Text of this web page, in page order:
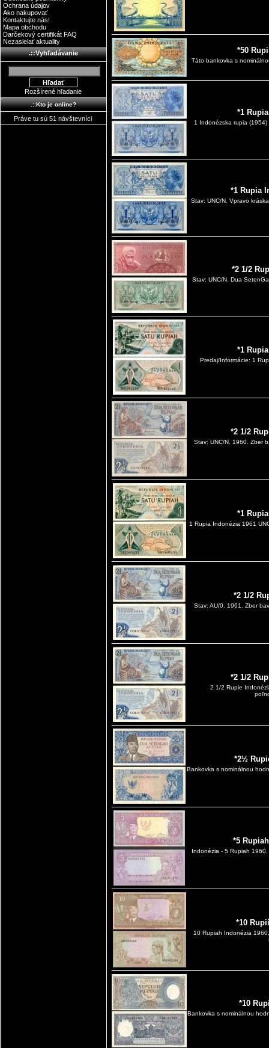
Ochrana údajov
Ako nakupovať
Kontaktujte nás!
Mapa obchodu
Darčekový certifikát FAQ
Nezasielať aktuality
.::Vyhľadávanie
Rozšírené hľadanie
.::Kto je online?
Práve tu sú 51 návštevníci
*50
Táto bankovka s
*1
1 Indonézska rupia
*1 Rupia
Stav: UNC/N. Vpravo
*2 1/2
Stav: UNC/N. Dua
*1
Predaj/Informácie: 1
*2 1/2
Stav: UNC/N. 1960. Zber
*1
1 Rupia Indonézia 1961
*2 1/2
Stav: AU/0. 1961. Zber
*2 1/2
2 1/2 Rupie
*2½
Bankovka s nominálnou
*5
Indonézia - 5 Rupiah
*10
10 Rupiah Indonézia
*10
Bankovka s nominálnou